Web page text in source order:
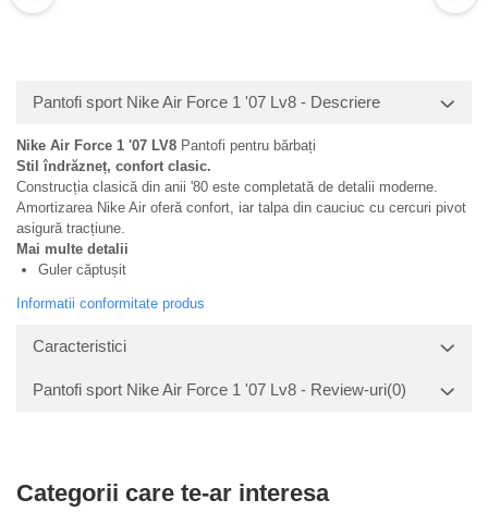
Pantofi sport Nike Air Force 1 '07 Lv8 - Descriere
Nike Air Force 1 '07 LV8 Pantofi pentru bărbați
Stil îndrăzneț, confort clasic.
Construcția clasică din anii '80 este completată de detalii moderne.
Amortizarea Nike Air oferă confort, iar talpa din cauciuc cu cercuri pivot
asigură tracțiune.
Mai multe detalii
Guler căptușit
Informatii conformitate produs
Caracteristici
Pantofi sport Nike Air Force 1 '07 Lv8 - Review-uri(0)
Categorii care te-ar interesa